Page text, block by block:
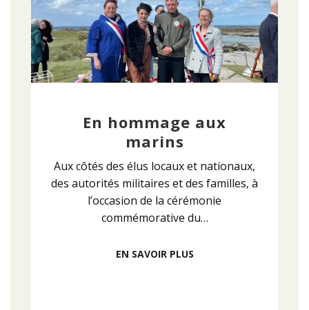
En hommage aux
marins
Aux côtés des élus locaux et nationaux,
des autorités militaires et des familles, à
l’occasion de la cérémonie
commémorative du…
EN SAVOIR PLUS